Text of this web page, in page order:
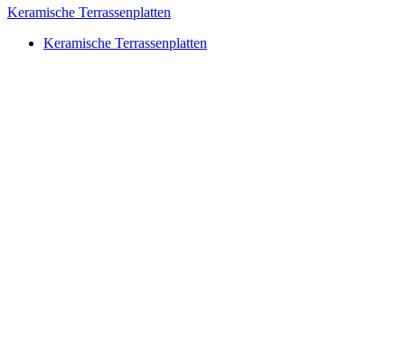
Keramische Terrassenplatten
Keramische Terrassenplatten